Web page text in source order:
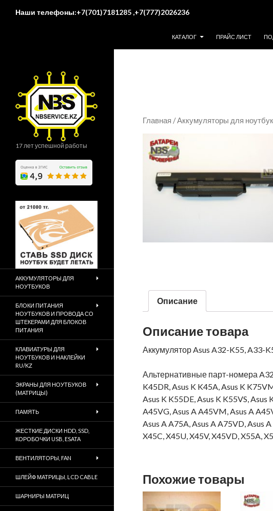
Наши телефоны:+7(701)7181285 ,+7(777)2026236
КАТАЛОГ
ПРАЙС ЛИСТ
Главная /Аккумуляторы для
Описание
Описание товара
Аккумулятор Asus A32-K55, A33-
Альтернативные парт-номера
K45DR, Asus K K45A, Asus K
Asus K K55DE, Asus K K55VS,
A45VG, Asus A A45VM, Asus A
Asus A A75A, Asus A A75VD, Asus
X45C, X45U, X45V, X45VD, X55A,
Похожие товары
17 лет успешной работы
АККУМУЛЯТОРЫ ДЛЯ
НОУТБУКОВ
БЛОКИ ПИТАНИЯ
НОУТБУКОВ И ПРОВОДА СО
ШТЕКЕРАМИ ДЛЯ БЛОКОВ
ПИТАНИЯ
КЛАВИАТУРЫ ДЛЯ
НОУТБУКОВ И НАКЛЕЙКИ
RU/KZ
ЭКРАНЫ ДЛЯ НОУТБУКОВ
(МАТРИЦЫ)
ПАМЯТЬ
ЖЕСТКИЕ ДИСКИ HDD, SSD,
КОРОБОЧКИ USB, ESATA
ВЕНТИЛЯТОРЫ, FAN
ШЛЕЙФ МАТРИЦЫ, LCD CABLE
ШАРНИРЫ МАТРИЦ